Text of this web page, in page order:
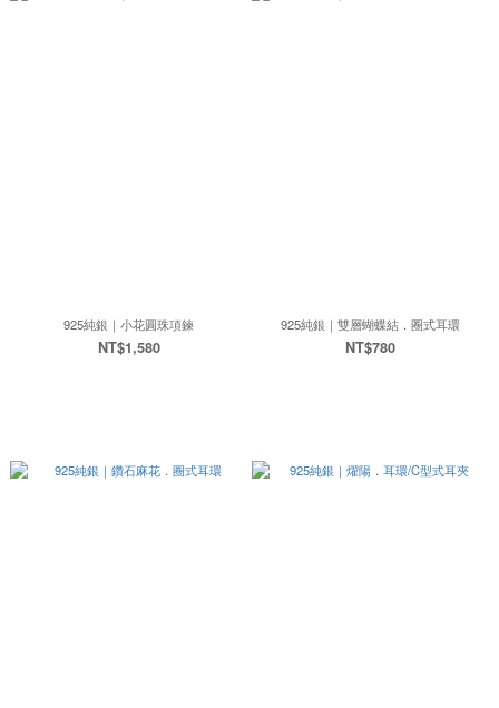
925純銀｜小花圓珠項鍊
NT$1,580
925純銀｜雙層蝴蝶結．圈式耳環
NT$780